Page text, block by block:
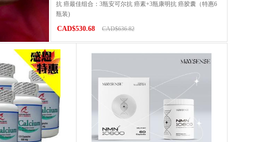
抗 癌最佳组合：3瓶安可尔抗 癌素+3瓶康明抗 癌胶囊（特惠6
瓶装)
CAD$530.68 CAD$636.82